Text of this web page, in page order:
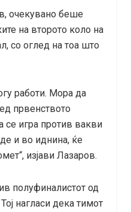
очекувано беше
на второто коло на
со оглед на тоа што
работи. Мора да
првенството
се игра против вакви
и во иднина, ќе
изјави Лазаров.
полуфиналистот од
нагласи дека тимот